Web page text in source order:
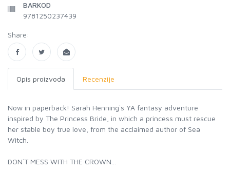
BARKOD
9781250237439
Share:
Opis proizvoda Recenzije
Now in paperback! Sarah Henning`s YA fantasy adventure
inspired by The Princess Bride, in which a princess must rescue
her stable boy true love, from the acclaimed author of Sea
Witch.
DON`T MESS WITH THE CROWN...